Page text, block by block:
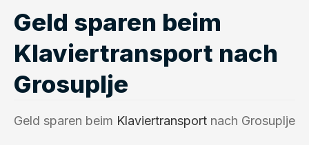
Geld sparen beim
Klaviertransport nach
Grosuplje
Geld sparen beim Klaviertransport nach Grosuplje